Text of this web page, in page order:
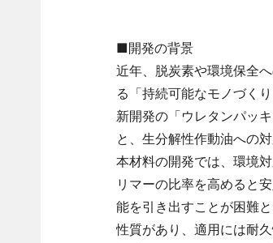
■開発の背景
近年、脱炭素や環境保全
る「持続可能なモノづく
新開発の「ウレタンパッ
と、生分解性作動油への
本材料の開発では、環境
リマーの比率を高めると
能を引き出すことが困難
性質があり、適用には耐